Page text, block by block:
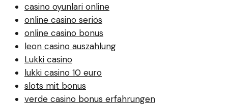
casino oyunlari online
online casino seriös
online casino bonus
leon casino auszahlung
Lukki casino
lukki casino 10 euro
slots mit bonus
verde casino bonus erfahrungen